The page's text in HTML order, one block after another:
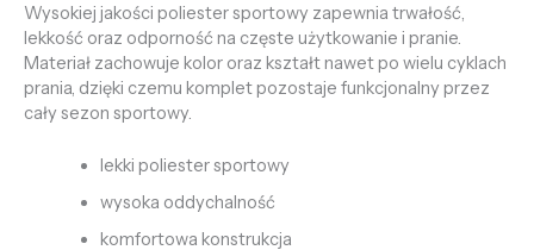
Wysokiej jakości poliester sportowy zapewnia trwałość,
lekkość oraz odporność na częste użytkowanie i pranie.
Materiał zachowuje kolor oraz kształt nawet po wielu cyklach
prania, dzięki czemu komplet pozostaje funkcjonalny przez
cały sezon sportowy.
lekki poliester sportowy
wysoka oddychalność
komfortowa konstrukcja